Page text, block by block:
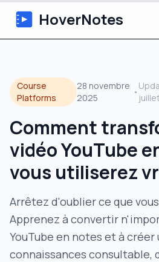
HoverNotes
Extension
Notes Vidéo
Tutoriels
Blog
Course
Platforms
28 novembre
2025
•
Comment
vidéo YouTube
vous utiliserez
Arrêtez d'oublier ce que
Apprenez à convertir
YouTube en notes et à créer
connaissances consultable,